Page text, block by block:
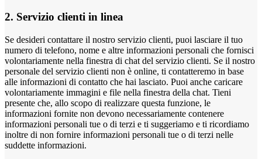
2. Servizio clienti in linea
Se desideri contattare il nostro servizio clienti, puoi lasciare il tuo
numero di telefono, nome e altre informazioni personali che fornisci
volontariamente nella finestra di chat del servizio clienti. Se il nostro
personale del servizio clienti non è online, ti contatteremo in base
alle informazioni di contatto che hai lasciato. Puoi anche caricare
volontariamente immagini e file nella finestra della chat. Tieni
presente che, allo scopo di realizzare questa funzione, le
informazioni fornite non devono necessariamente contenere
informazioni personali tue o di terzi e ti suggeriamo e ti ricordiamo
inoltre di non fornire informazioni personali tue o di terzi nelle
suddette informazioni.